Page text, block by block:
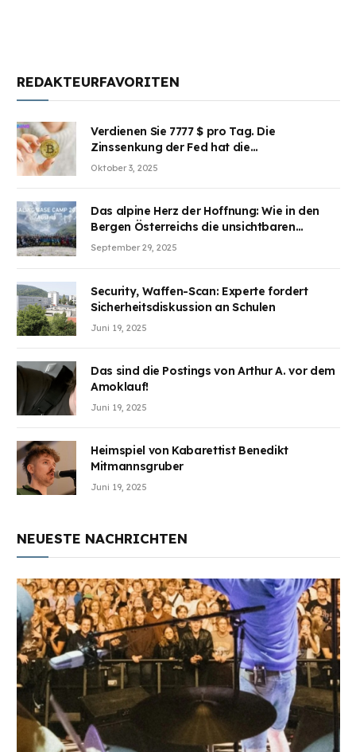
REDAKTEURFAVORITEN
Verdienen Sie 7777 $ pro Tag. Die
Zinssenkung der Fed hat die
Aufmerksamkeit des Marktes erregt.
Oktober 3, 2025
Das alpine Herz der Hoffnung: Wie in den
Bergen Österreichs die unsichtbaren
Wunden des Kriegesheilen
September 29, 2025
Security, Waffen-Scan: Experte fordert
Sicherheitsdiskussion an Schulen
Juni 19, 2025
Das sind die Postings von Arthur A. vor dem
Amoklauf!
Juni 19, 2025
Heimspiel von Kabarettist Benedikt
Mitmannsgruber
Juni 19, 2025
NEUESTE NACHRICHTEN